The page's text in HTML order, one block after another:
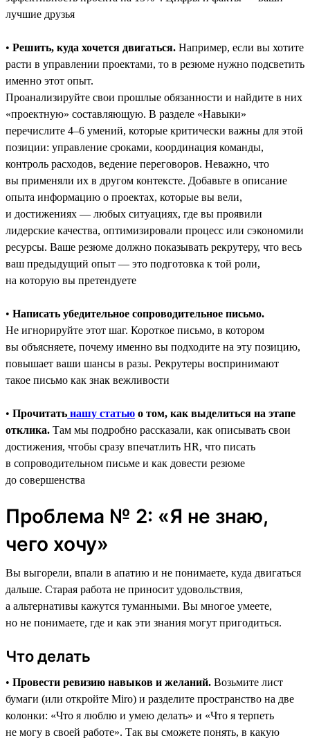
лучшие друзья
• Решить, куда хочется двигаться. Например, если вы хотите
расти в управлении проектами, то в резюме нужно подсветить
именно этот опыт.
Проанализируйте свои прошлые обязанности и найдите в них
«проектную» составляющую. В разделе «Навыки»
перечислите 4–6 умений, которые критически важны для этой
позиции: управление сроками, координация команды,
контроль расходов, ведение переговоров. Неважно, что
вы применяли их в другом контексте. Добавьте в описание
опыта информацию о проектах, которые вы вели,
и достижениях ― любых ситуациях, где вы проявили
лидерские качества, оптимизировали процесс или сэкономили
ресурсы. Ваше резюме должно показывать рекрутеру, что весь
ваш предыдущий опыт — это подготовка к той роли,
на которую вы претендуете
• Написать убедительное сопроводительное письмо.
Не игнорируйте этот шаг. Короткое письмо, в котором
вы объясняете, почему именно вы подходите на эту позицию,
повышает ваши шансы в разы. Рекрутеры воспринимают
такое письмо как знак вежливости
• Прочитать нашу статью о том, как выделиться на этапе
отклика. Там мы подробно рассказали, как описывать свои
достижения, чтобы сразу впечатлить HR, что писать
в сопроводительном письме и как довести резюме
до совершенства
Проблема № 2: «Я не знаю,
чего хочу»
Вы выгорели, впали в апатию и не понимаете, куда двигаться
дальше. Старая работа не приносит удовольствия,
а альтернативы кажутся туманными. Вы многое умеете,
но не понимаете, где и как эти знания могут пригодиться.
Что делать
• Провести ревизию навыков и желаний. Возьмите лист
бумаги (или откройте Miro) и разделите пространство на две
колонки: «Что я люблю и умею делать» и «Что я терпеть
не могу в своей работе». Так вы сможете понять, в какую